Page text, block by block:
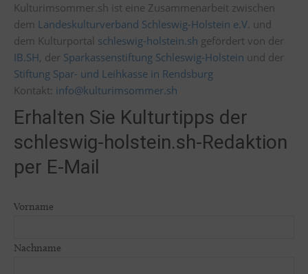
Kulturimsommer.sh ist eine Zusammenarbeit zwischen
dem Landeskulturverband Schleswig-Holstein e.V. und
dem Kulturportal schleswig-holstein.sh gefördert von der
IB.SH, der Sparkassenstiftung Schleswig-Holstein und der
Stiftung Spar- und Leihkasse in Rendsburg
Kontakt: info@kulturimsommer.sh
Erhalten Sie Kulturtipps der
schleswig-holstein.sh-Redaktion
per E-Mail
Vorname
Nachname